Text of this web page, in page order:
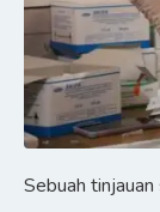
Sebuah